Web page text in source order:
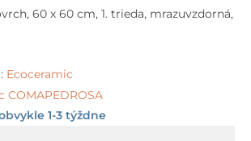
60 x 60 cm, 1. trieda, mrazuvzdorná,
Ecoceramic
COMAPEDROSA
1-3 týždne